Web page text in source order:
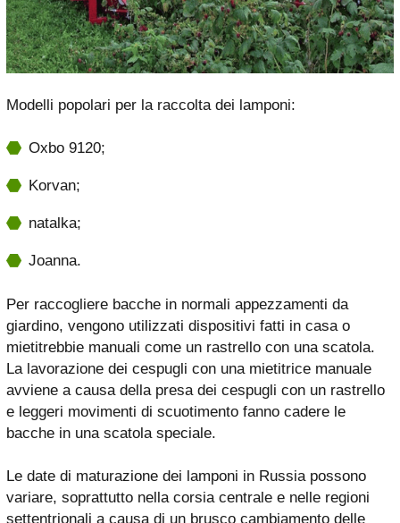
Modelli popolari per la raccolta dei lamponi:
Oxbo 9120;
Korvan;
natalka;
Joanna.
Per raccogliere bacche in normali appezzamenti da
giardino, vengono utilizzati dispositivi fatti in casa o
mietitrebbie manuali come un rastrello con una scatola.
La lavorazione dei cespugli con una mietitrice manuale
avviene a causa della presa dei cespugli con un rastrello
e leggeri movimenti di scuotimento fanno cadere le
bacche in una scatola speciale.
Le date di maturazione dei lamponi in Russia possono
variare, soprattutto nella corsia centrale e nelle regioni
settentrionali a causa di un brusco cambiamento delle